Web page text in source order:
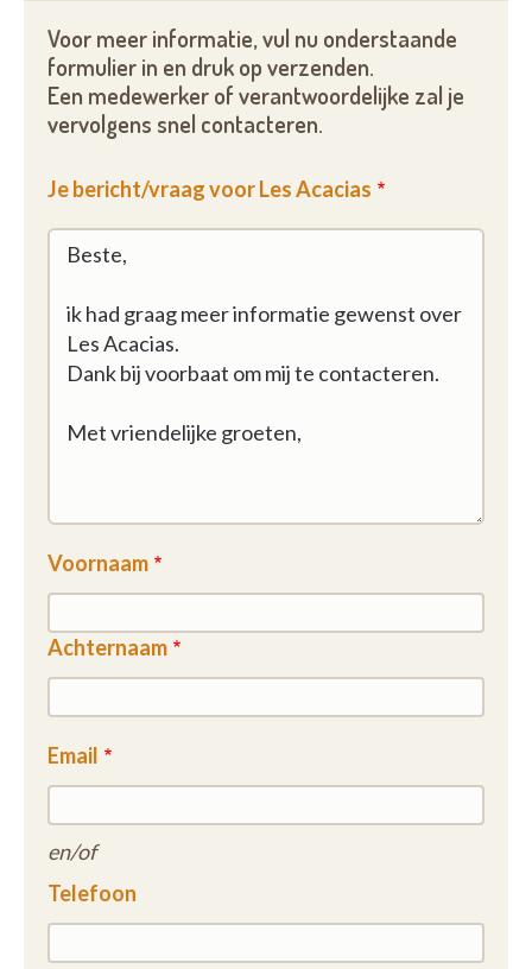
Voor meer informatie, vul nu onderstaande
formulier in en druk op verzenden.
Een medewerker of verantwoordelijke zal je
vervolgens snel contacteren.
Je bericht/vraag voor Les Acacias
Voornaam
Achternaam
Email
en/of
Telefoon